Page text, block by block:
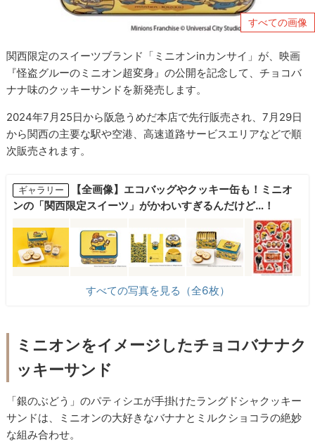
すべての画像
関西限定のスイーツブランド「ミニオンinカンサイ」が、映画
『怪盗グルーのミニオン超変身』の公開を記念して、チョコバ
ナナ味のクッキーサンドを新発売します。
2024年7月25日から阪急うめだ本店で先行販売され、7月29日
から関西の主要な駅や空港、高速道路サービスエリアなどで順
次販売されます。
ギャラリー
【全画像】エコバッグやクッキー缶も！ミニオ
ンの「関西限定スイーツ」がかわいすぎるんだけど…！
すべての写真を見る（全6枚）
ミニオンをイメージしたチョコバナナク
ッキーサンド
「銀のぶどう」のパティシエが手掛けたラングドシャクッキー
サンドは、ミニオンの大好きなバナナとミルクショコラの絶妙
な組み合わせ。